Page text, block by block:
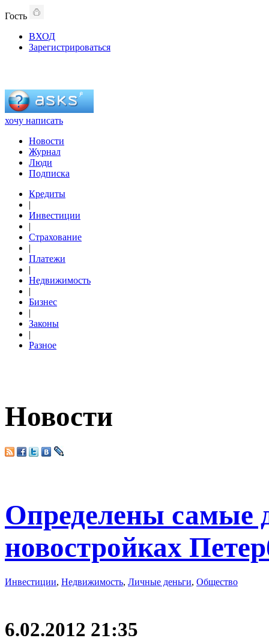
Гость
ВХОД
Зарегистрироваться
хочу написать
Новости
Журнал
Люди
Подписка
Кредиты
|
Инвестиции
|
Страхование
|
Платежи
|
Недвижимость
|
Бизнес
|
Законы
|
Разное
Новости
Определены самые
новостройках
Инвестиции, Недвижимость, Личные деньги, Общество
6.02.2012 21:35